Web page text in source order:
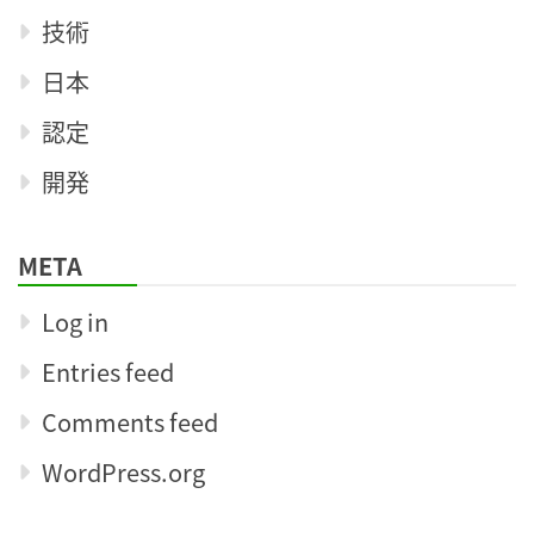
技術
日本
認定
開発
META
Log in
Entries feed
Comments feed
WordPress.org